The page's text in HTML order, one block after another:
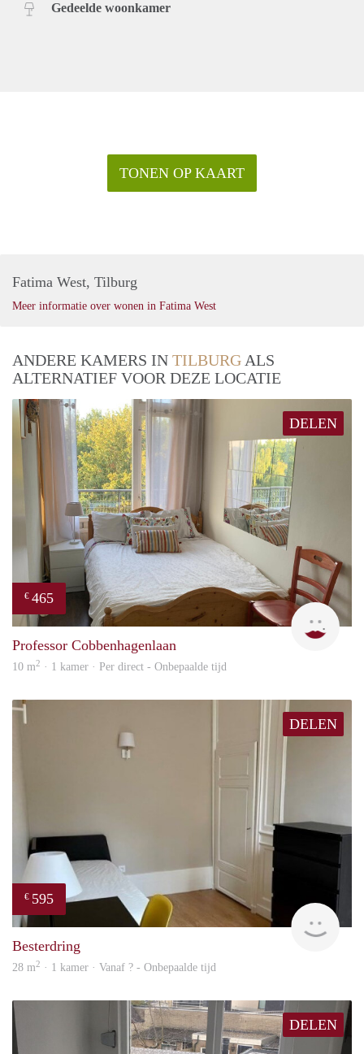
Gedeelde woonkamer
TONEN OP KAART
Fatima West, Tilburg
Meer informatie over wonen in Fatima West
ANDERE KAMERS IN TILBURG ALS
ALTERNATIEF VOOR DEZE LOCATIE
DELEN
€ 465
T
Professor Cobbenhagenlaan
10 m2 · 1 kamer · Per direct - Onbepaalde tijd
DELEN
€ 595
Besterdring
28 m2 · 1 kamer · Vanaf ? - Onbepaalde tijd
DELEN